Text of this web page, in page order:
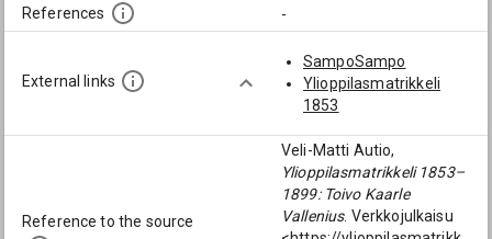
[Amerikka; Pohjois-
Amerikka;
Yhdysvallat; Suomi-
Opisto; 1919]
(1858-1931):
[Amerikka; Suomi-
Opisto]
Hartman, Johannes
Torsten Rafael
References -
External links
SampoSampo
Ylioppilasmatrikkeli
1853
Reference to the source
Veli-Matti Autio,
Ylioppilasmatrikkeli 1853–
1899: Toivo Kaarle
Vallenius. Verkkojulkaisu